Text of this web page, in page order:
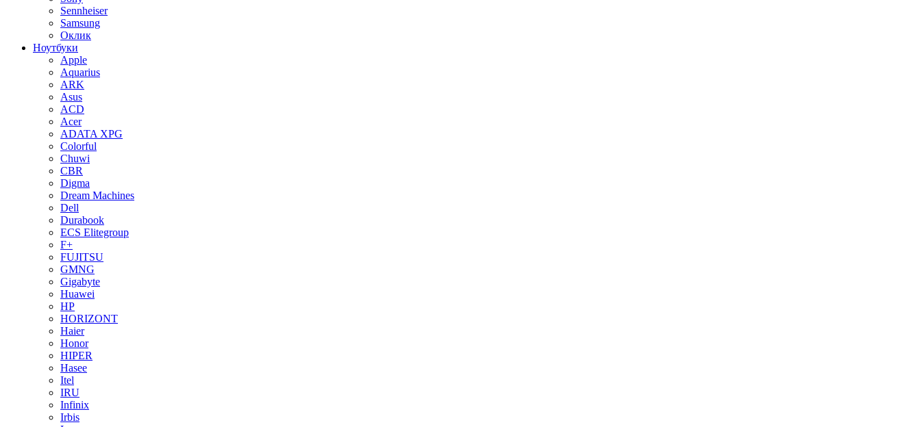
Sennheiser
Samsung
Оклик
Ноутбуки
Apple
Aquarius
ARK
Asus
ACD
Acer
ADATA XPG
Colorful
Chuwi
CBR
Digma
Dream Machines
Dell
Durabook
ECS Elitegroup
F+
FUJITSU
GMNG
Gigabyte
Huawei
HP
HORIZONT
Haier
Honor
HIPER
Hasee
Itel
IRU
Infinix
Irbis